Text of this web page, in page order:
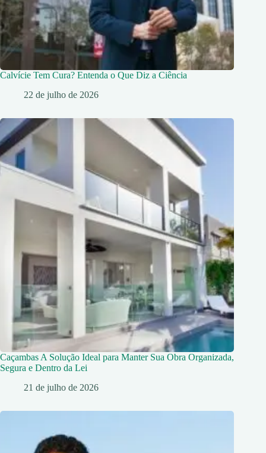
Calvície Tem Cura? Entenda o Que Diz a Ciência
22 de julho de 2026
Caçambas A Solução Ideal para Manter Sua Obra Organizada,
Segura e Dentro da Lei
21 de julho de 2026